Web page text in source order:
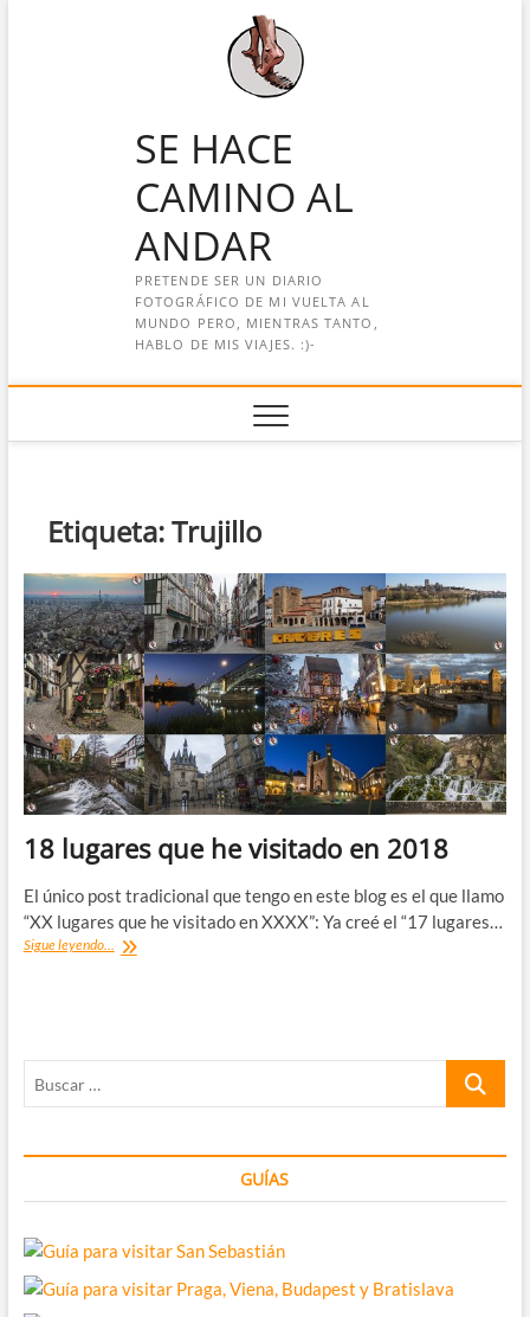
SE HACE
CAMINO AL
ANDAR
PRETENDE SER UN DIARIO
FOTOGRÁFICO DE MI VUELTA AL
MUNDO PERO, MIENTRAS TANTO,
HABLO DE MIS VIAJES. :)-
Etiqueta:Trujillo
18 lugares que he visitado en 2018
El único post tradicional que tengo en este blog es el que llamo
“XX lugares que he visitado en XXXX”: Ya creé el “17 lugares…
Sigue leyendo... 18
Buscar
GUÍAS